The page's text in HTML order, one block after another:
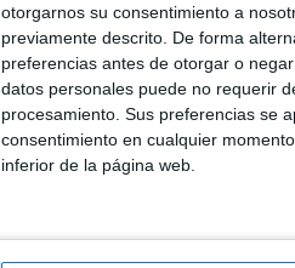
otorgarnos su consentimiento a
previamente descrito. De forma
preferencias antes de otorgar o
datos personales puede no requerir
procesamiento. Sus preferencias se
consentimiento en cualquier
inferior de la página web.